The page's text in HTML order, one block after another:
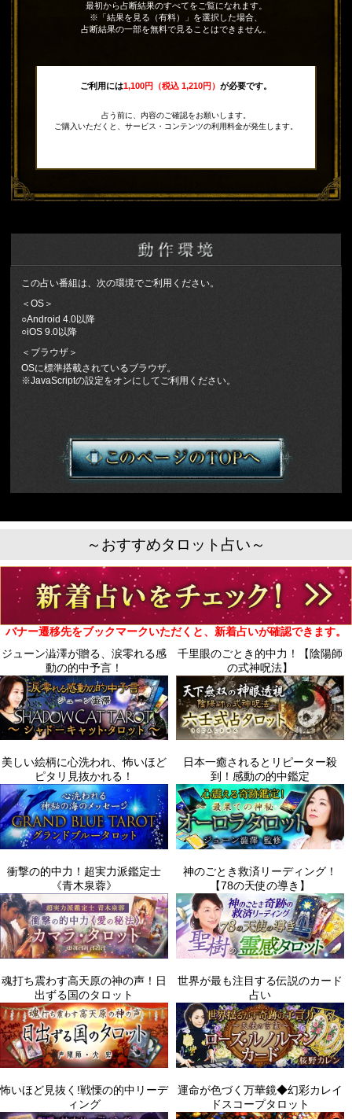
最初から占断結果のすべてをご覧になれます。
※「結果を見る（有料）」を選択した場合、
占断結果の一部を無料で見ることはできません。
ご利用には1,100円（税込 1,210円） が必要です。
占う前に、内容のご確認をお願いします。
ご購入いただくと、サービス・コンテンツの利用料金が発生します。
この占い番組は、次の環境でご利用ください。
＜OS＞
○Android 4.0以降
○iOS 9.0以降
＜ブラウザ＞
OSに標準搭載されているブラウザ。
※JavaScriptの設定をオンにしてご利用ください。